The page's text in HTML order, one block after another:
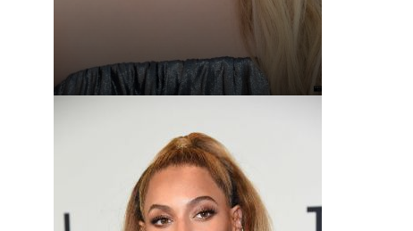
1 Гру 2018 р. о 12:09 PST